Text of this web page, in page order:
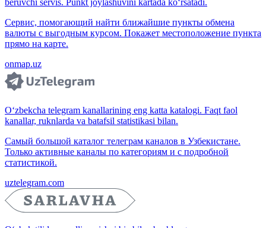
beruvchi servis. Punkt joylashuvini kartada ko‘rsatadi.
Сервис, помогающий найти ближайшие пункты обмена
валюты с выгодным курсом. Покажет местоположение пункта
прямо на карте.
onmap.uz
O‘zbekcha telegram kanallarining eng katta katalogi. Faqt faol
kanallar, ruknlarda va batafsil statistikasi bilan.
Самый большой каталог телеграм каналов в Узбекистане.
Только активные каналы по категориям и с подробной
статистикой.
uztelegram.com